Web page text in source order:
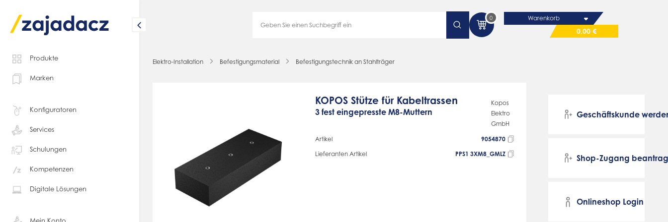
0 Warenkorb
0,00 €
Produkte
Marken
Konfiguratoren
Services
Schulungen
Kompetenzen
Digitale Lösungen
Elektro-Installation Befestigungsmaterial Befestigungstechnik an Stahlträger
KOPOS Stütze für Kabeltrassen
3 fest eingepresste M8-Muttern
Kopos
Elektro
GmbH
Artikel
9054870
Lieferanten Artikel
PPS1 3XM8_GMLZ
Geschäftskunde
Shop-Zugang
Onlineshop Login